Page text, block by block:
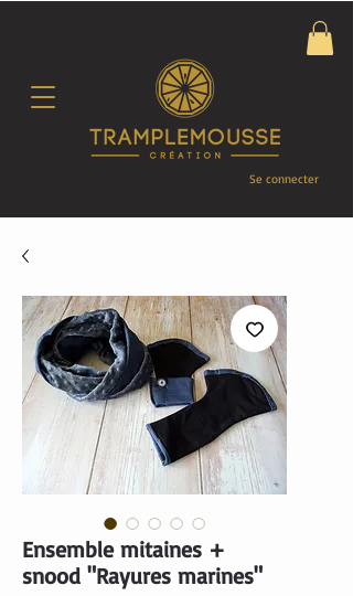
Se connecter
Ensemble mitaines +
snood "Rayures marines"